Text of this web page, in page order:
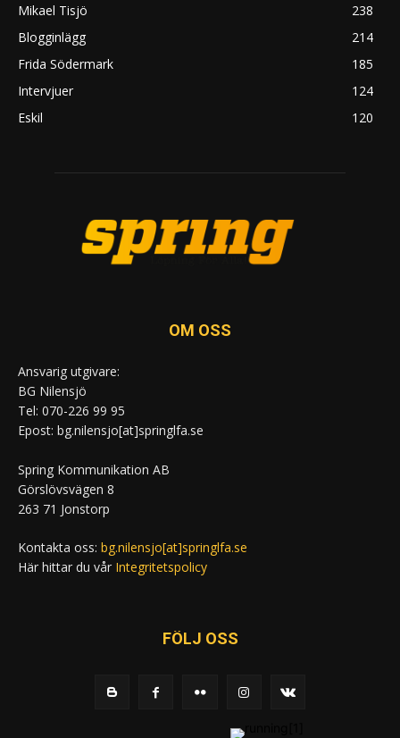
Mikael Tisjö
238
Blogginlägg
214
Frida Södermark
185
Intervjuer
124
Eskil
120
OM OSS
Ansvarig utgivare:
BG Nilensjö
Tel: 070-226 99 95
Epost: bg.nilensjo[at]springlfa.se
Spring Kommunikation AB
Görslövsvägen 8
263 71 Jonstorp
Kontakta oss: bg.nilensjo[at]springlfa.se
Här hittar du vår Integritetspolicy
FÖLJ OSS